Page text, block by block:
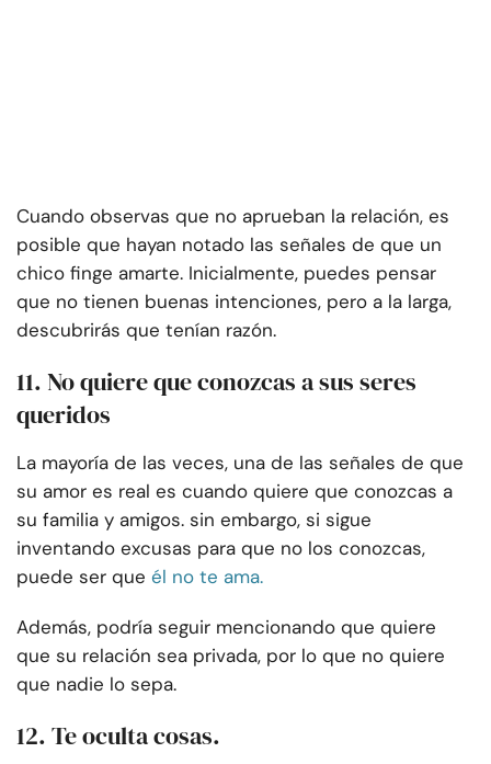
Cuando observas que no aprueban la relación, es
posible que hayan notado las señales de que un
chico finge amarte. Inicialmente, puedes pensar
que no tienen buenas intenciones, pero a la larga,
descubrirás que tenían razón.
11. No quiere que conozcas a sus seres
queridos
La mayoría de las veces, una de las señales de que
su amor es real es cuando quiere que conozcas a
su familia y amigos. sin embargo, si sigue
inventando excusas para que no los conozcas,
puede ser que él no te ama.
Además, podría seguir mencionando que quiere
que su relación sea privada, por lo que no quiere
que nadie lo sepa.
12. Te oculta cosas.